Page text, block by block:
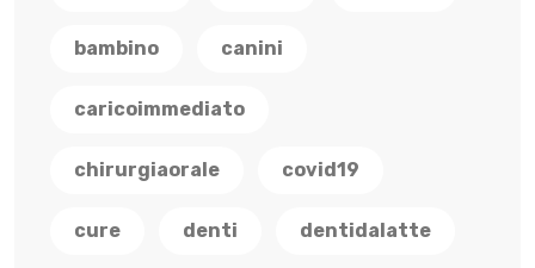
bambino canini
caricoimmediato
chirurgiaorale covid19
cure denti dentidalatte